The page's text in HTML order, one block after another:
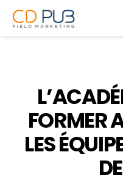
FORMER
LES